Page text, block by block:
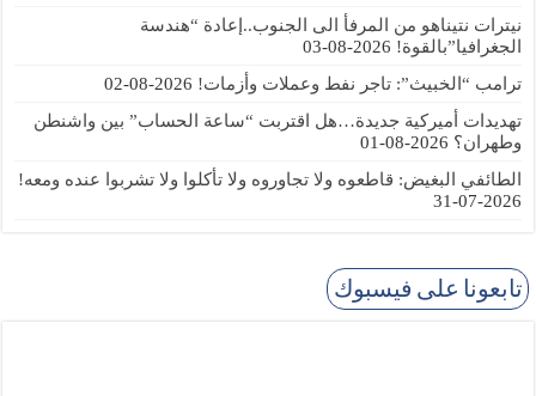
نيترات نتيناهو من المرفأ الى الجنوب..إعادة “هندسة
الجغرافيا”بالقوة! 2026-08-03
ترامب “الخبيث”: تاجر نفط وعملات وأزمات! 2026-08-02
تهديدات أميركية جديدة…هل اقتربت “ساعة الحساب” بين واشنطن
وطهران؟ 2026-08-01
الطائفي البغيض: قاطعوه ولا تجاوروه ولا تأكلوا ولا تشربوا عنده ومعه!
2026-07-31
تابعونا على فيسبوك